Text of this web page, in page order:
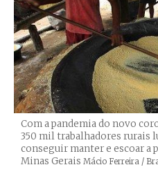
Com a pandemia do novo
350 mil trabalhadores rurais
conseguir manter e escoar a
Minas Gerais Créditos
Mácio Ferreira /